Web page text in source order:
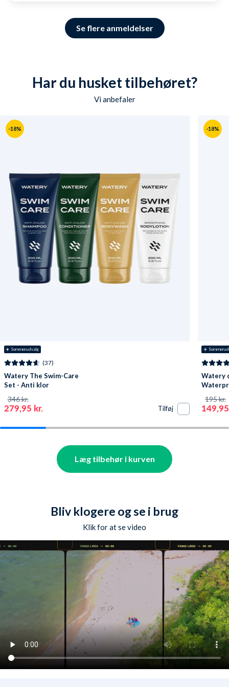
SKU: 1001808 Se flere anmeldelser
Har du husket tilbehøret?
Vi anbefaler
-18%
☀️ Sommerudsalg
(37)
Watery The Swim-Care
Set - Anti klor
279,95 kr.
346 kr.
Tilføj
-18%
☀️
Watery
195 kr.
Læg tilbehør i kurven
Bliv klogere og se i brug
Klik for at se video